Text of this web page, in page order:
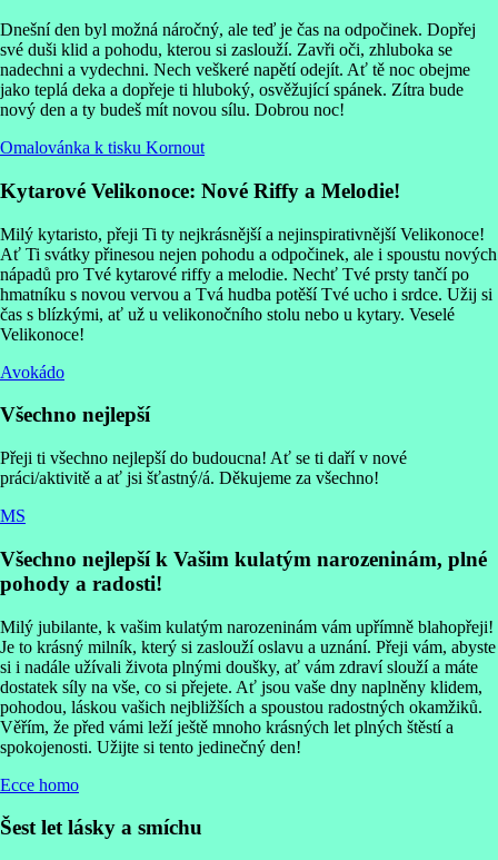
Dnešní den byl možná náročný, ale teď je čas na odpočinek. Dopřej
své duši klid a pohodu, kterou si zaslouží. Zavři oči, zhluboka se
nadechni a vydechni. Nech veškeré napětí odejít. Ať tě noc obejme
jako teplá deka a dopřeje ti hluboký, osvěžující spánek. Zítra bude
nový den a ty budeš mít novou sílu. Dobrou noc!
Omalovánka k tisku Kornout
Kytarové Velikonoce: Nové Riffy a Melodie!
Milý kytaristo, přeji Ti ty nejkrásnější a nejinspirativnější Velikonoce!
Ať Ti svátky přinesou nejen pohodu a odpočinek, ale i spoustu nových
nápadů pro Tvé kytarové riffy a melodie. Nechť Tvé prsty tančí po
hmatníku s novou vervou a Tvá hudba potěší Tvé ucho i srdce. Užij si
čas s blízkými, ať už u velikonočního stolu nebo u kytary. Veselé
Velikonoce!
Avokádo
Všechno nejlepší
Přeji ti všechno nejlepší do budoucna! Ať se ti daří v nové
práci/aktivitě a ať jsi šťastný/á. Děkujeme za všechno!
MS
Všechno nejlepší k Vašim kulatým narozeninám, plné
pohody a radosti!
Milý jubilante, k vašim kulatým narozeninám vám upřímně blahopřeji!
Je to krásný milník, který si zaslouží oslavu a uznání. Přeji vám, abyste
si i nadále užívali života plnými doušky, ať vám zdraví slouží a máte
dostatek síly na vše, co si přejete. Ať jsou vaše dny naplněny klidem,
pohodou, láskou vašich nejbližších a spoustou radostných okamžiků.
Věřím, že před vámi leží ještě mnoho krásných let plných štěstí a
spokojenosti. Užijte si tento jedinečný den!
Ecce homo
Šest let lásky a smíchu